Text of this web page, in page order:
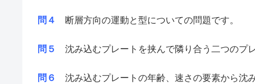
問４ 断層方向の運動と型についての問題です。
問５ 沈み込むプレートを挟んで隣り合う二つのプ
問６ 沈み込むプレートの年齢、速さの要素から沈